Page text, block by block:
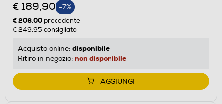
€ 189,90 -7%
€ 206,00 precedente
€ 249,95 consigliato
Acquisto online: disponibile
Ritiro in negozio: non disponibile
AGGIUNGI